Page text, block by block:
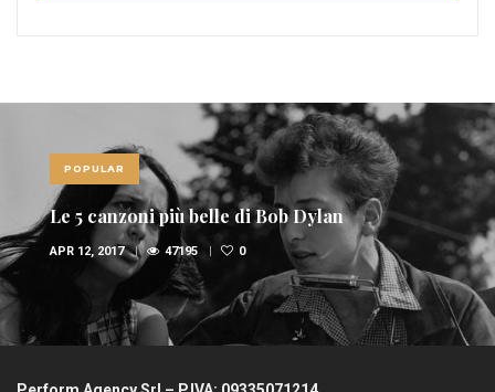
POPULAR
Le 5 canzoni più belle di Bob Dylan
APR 12, 2017 47195 0